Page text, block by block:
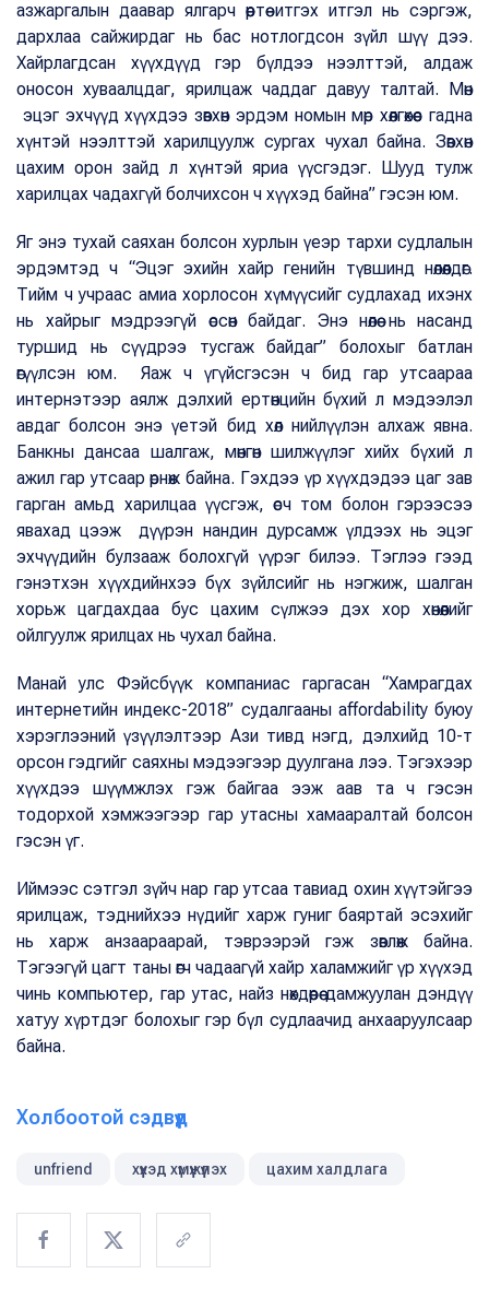
азжаргалын даавар ялгарч өөртөө итгэх итгэл нь сэргэж,
дархлаа сайжирдаг нь бас нотлогдсон зүйл шүү дээ.
Хайрлагдсан хүүхдүүд гэр бүлдээ нээлттэй, алдаж
оносон хуваалцдаг, ярилцаж чаддаг давуу талтай. Мөн
эцэг эхчүүд хүүхдээ зөвхөн эрдэм номын мөр хөөлгөхөөс гадна
хүнтэй нээлттэй харилцуулж сургах чухал байна. Зөвхөн
цахим орон зайд л хүнтэй яриа үүсгэдэг. Шууд тулж
харилцах чадахгүй болчихсон ч хүүхэд байна” гэсэн юм.
Яг энэ тухай саяхан болсон хурлын үеэр тархи судлалын
эрдэмтэд ч “Эцэг эхийн хайр генийн түвшинд нөлөөлдөг.
Тийм ч учраас амиа хорлосон хүмүүсийг судлахад ихэнх
нь хайрыг мэдрээгүй өссөн байдаг. Энэ нөлөө нь насанд
туршид нь сүүдрээ тусгаж байдаг” болохыг батлан
өгүүлсэн юм. Яаж ч үгүйсгэсэн ч бид гар утсаараа
интернэтээр аялж дэлхий ертөнцийн бүхий л мэдээлэл
авдаг болсон энэ үетэй бид хөл нийлүүлэн алхаж явна.
Банкны дансаа шалгаж, мөнгөн шилжүүлэг хийх бүхий л
ажил гар утсаар өрнөж байна. Гэхдээ үр хүүхдэдээ цаг зав
гарган амьд харилцаа үүсгэж, өсч том болон гэрээсээ
явахад цээж дүүрэн нандин дурсамж үлдээх нь эцэг
эхчүүдийн булзааж болохгүй үүрэг билээ. Тэглээ гээд
гэнэтхэн хүүхдийнхээ бүх зүйлсийг нь нэгжиж, шалган
хорьж цагдахдаа бус цахим сүлжээ дэх хор хөнөөлийг
ойлгуулж ярилцах нь чухал байна.
Манай улс Фэйсбүүк компаниас гаргасан “Хамрагдах
интернетийн индекс-2018” судалгааны affordability буюу
хэрэглээний үзүүлэлтээр Ази тивд нэгд, дэлхийд 10-т
орсон гэдгийг саяхны мэдээгээр дуулгана лээ. Тэгэхээр
хүүхдээ шүүмжлэх гэж байгаа ээж аав та ч гэсэн
тодорхой хэмжээгээр гар утасны хамааралтай болсон
гэсэн үг.
Иймээс сэтгэл зүйч нар гар утсаа тавиад охин хүүтэйгээ
ярилцаж, тэднийхээ нүдийг харж гуниг баяртай эсэхийг
нь харж анзаараарай, тэврээрэй гэж зөвлөж байна.
Тэгээгүй цагт таны өгч чадаагүй хайр халамжийг үр хүүхэд
чинь компьютер, гар утас, найз нөхдөөрөө дамжуулан дэндүү
хатуу хүртдэг болохыг гэр бүл судлаачид анхааруулсаар
байна.
Холбоотой сэдвүүд
unfriend хүүхэд хүмүүжүүлэх цахим халдлага